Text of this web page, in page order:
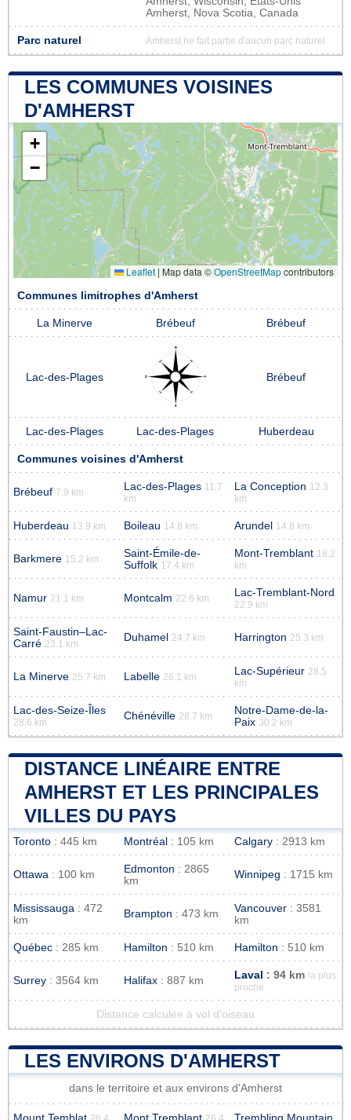
Amherst, Nova Scotia, Canada
Parc naturel Amherst ne fait partie d'aucun parc naturel
LES COMMUNES VOISINES
D'AMHERST
+
−
Leaflet | Map data ©OpenStreetMapcontributors
Communes limitrophes d'Amherst
La Minerve Brébeuf Brébeuf
Lac-des-Plages Brébeuf
Lac-des-Plages Lac-des-Plages Huberdeau
Communes voisines d'Amherst
Brébeuf 7.9 km Lac-des-Plages 11.7
km
La Conception 12.3
km
Huberdeau 13.9 km Boileau 14.8 km Arundel 14.8 km
Barkmere 15.2 km
Saint-Émile-de-
Suffolk 17.4 km
Mont-Tremblant 18.2
km
Namur 21.1 km Montcalm 22.6 km Lac-Tremblant-Nord
22.9 km
Saint-Faustin–Lac-
Carré 23.1 km
Duhamel 24.7 km Harrington 25.3 km
La Minerve 25.7 km Labelle 26.1 km Lac-Supérieur 28.5
km
Lac-des-Seize-Îles
28.6 km
Chénéville 28.7 km
Notre-Dame-de-la-
Paix 30.2 km
DISTANCE LINÉAIRE ENTRE
AMHERST ET LES PRINCIPALES
VILLES DU PAYS
Toronto : 445 km Montréal : 105 km Calgary : 2913 km
Ottawa : 100 km Edmonton : 2865
km
Winnipeg : 1715 km
Mississauga : 472
km
Brampton : 473 km Vancouver : 3581
km
Québec : 285 km Hamilton : 510 km Hamilton : 510 km
Surrey : 3564 km Halifax : 887 km Laval : 94 km
la plus
proche
Distance calculée à vol d'oiseau
LES ENVIRONS D'AMHERST
dans le territoire et aux environs d'Amherst
26.4 26.4